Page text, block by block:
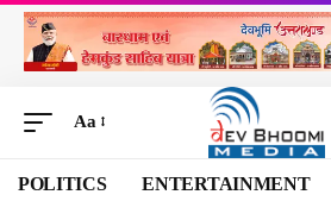
Aa
POLITICS ENTERTAINMENT